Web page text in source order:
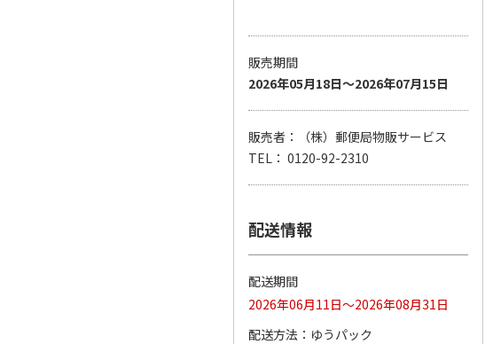
販売期間
2026年05月18日～2026年07月15日
販売者：（株）郵便局物販サービス
TEL： 0120-92-2310
配送情報
配送期間
2026年06月11日～2026年08月31日
配送方法
ゆうパック